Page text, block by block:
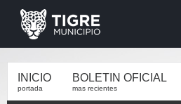
INICIO
portada
BOLETIN OFICIAL
mas recientes